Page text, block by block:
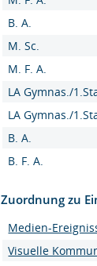
B. A.
M. Sc.
M. F. A.
LA Gymnas./
LA Gymnas./
B. A.
B. F. A.
Zuordnung zu
Medien-
Visuelle